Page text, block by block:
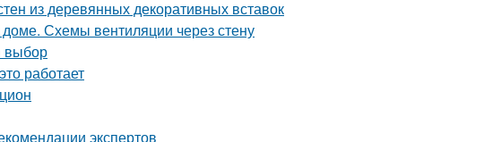
из деревянных декоративных вставок
Схемы вентиляции через стену
выбор
работает
экспертов